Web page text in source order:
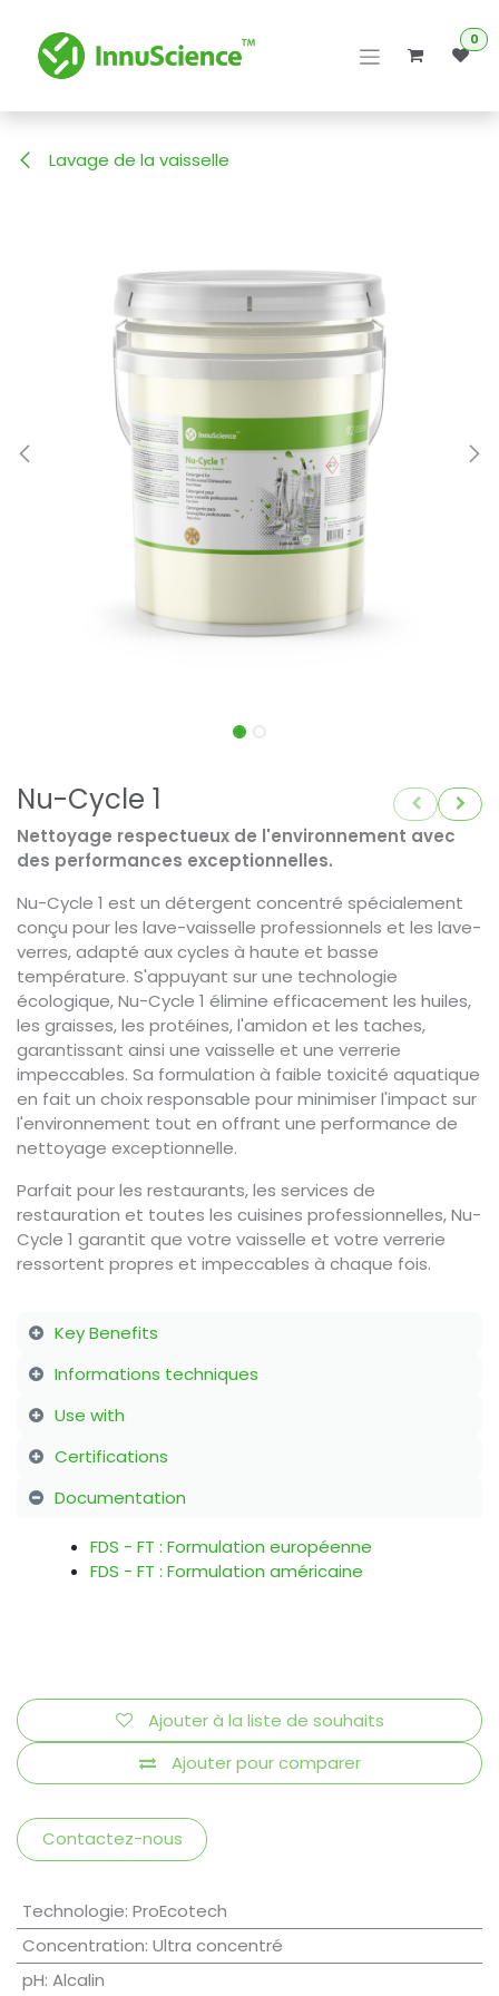
0
Lavage de la vaisselle
Nu-Cycle 1
Nettoyage respectueux de l'environnement avec
des performances exceptionnelles.
Nu-Cycle 1 est un détergent concentré spécialement
conçu pour les lave-vaisselle professionnels et les lave-
verres, adapté aux cycles à haute et basse
température. S'appuyant sur une technologie
écologique, Nu-Cycle 1 élimine efficacement les huiles,
les graisses, les protéines, l'amidon et les taches,
garantissant ainsi une vaisselle et une verrerie
impeccables. Sa formulation à faible toxicité aquatique
en fait un choix responsable pour minimiser l'impact sur
l'environnement tout en offrant une performance de
nettoyage exceptionnelle.​
Parfait pour les restaurants, les services de
restauration et toutes les cuisines professionnelles, Nu-
Cycle 1 garantit que votre vaisselle et votre verrerie
ressortent propres et impeccables à chaque fois.
Key Benefits
Informations techniques
Use with
Certifications
Documentation
FDS - FT : Formulation européenne
FDS - FT : Formulation américaine
Ajouter pour comparer
Ajouter à la liste de souhaits
Contactez-nous
Technologie: ProEcotech
Concentration: Ultra concentré
pH: Alcalin